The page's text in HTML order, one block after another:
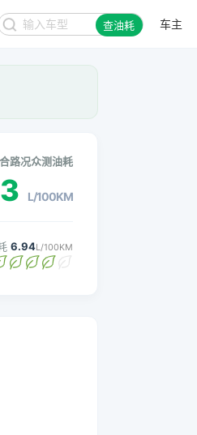
查油耗 车主
路况众测油耗
L/100KM
6.94L/100KM